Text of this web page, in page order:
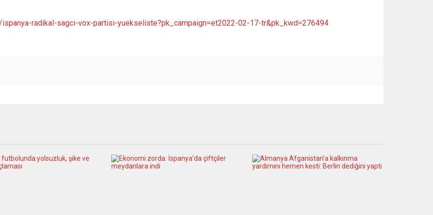
radikal-sagci-vox-partisi-yuekseliste?pk_campaign=et2022-02-17-tr&pk_kwd=276494